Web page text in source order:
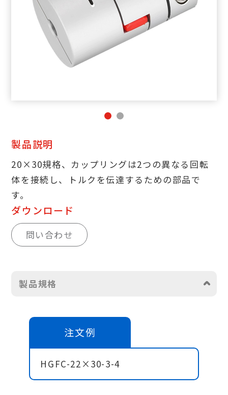
製品説明
20×30規格、カップリングは2つの異なる回転
体を接続し、トルクを伝達するための部品で
す。
ダウンロード
問い合わせ
製品規格
注文例
HGFC-22×30-3-4